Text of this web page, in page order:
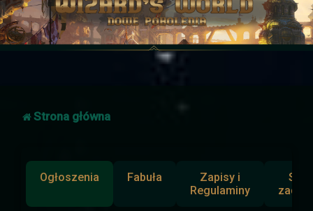
Strona główna
Ogłoszenia Fabuła
Zapisy i
Regulaminy